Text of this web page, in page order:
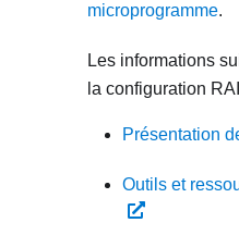
microprogramme.
Les informations
la configuration
Présentation
Outils et